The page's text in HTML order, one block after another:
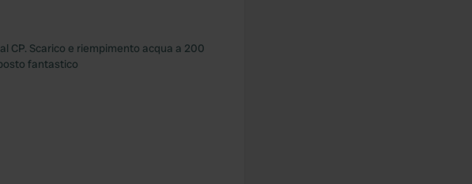
CP. Scarico e riempimento acqua a 200
fantastico